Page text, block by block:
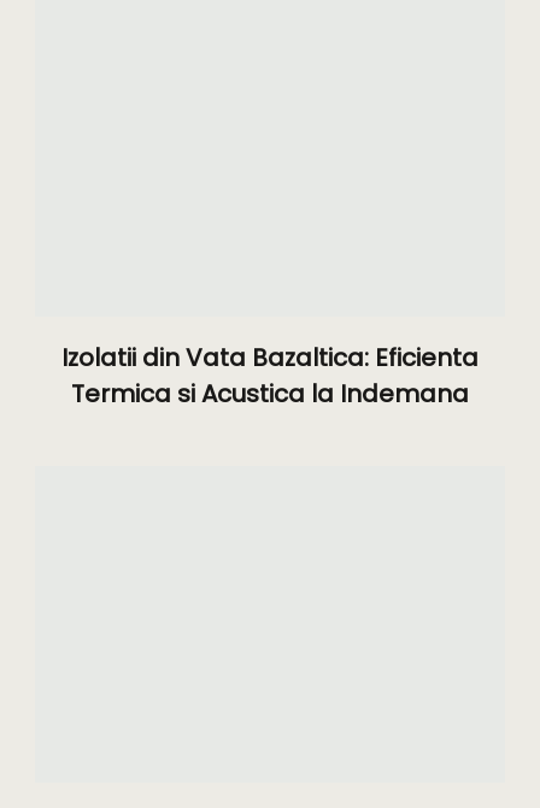
Izolatii din Vata Bazaltica: Eficienta
Termica si Acustica la Indemana